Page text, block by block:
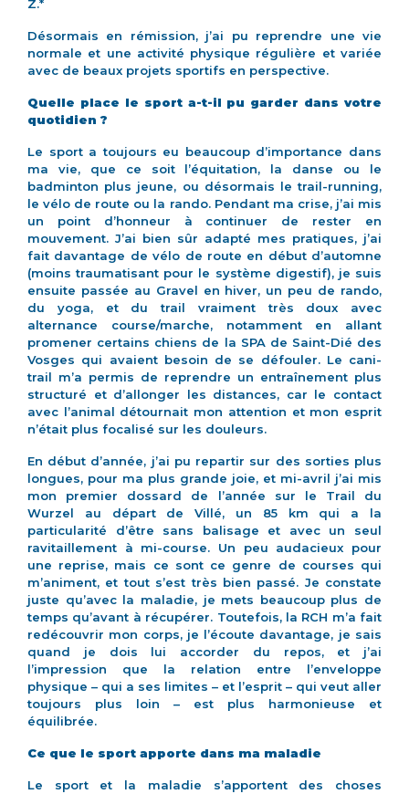
Z.*
Désormais en rémission, j’ai pu reprendre une vie
normale et une activité physique régulière et variée
avec de beaux projets sportifs en perspective.
Quelle place le sport a-t-il pu garder dans votre
quotidien ?
Le sport a toujours eu beaucoup d’importance dans
ma vie, que ce soit l’équitation, la danse ou le
badminton plus jeune, ou désormais le trail-running,
le vélo de route ou la rando. Pendant ma crise, j’ai mis
un point d’honneur à continuer de rester en
mouvement. J’ai bien sûr adapté mes pratiques, j’ai
fait davantage de vélo de route en début d’automne
(moins traumatisant pour le système digestif), je suis
ensuite passée au Gravel en hiver, un peu de rando,
du yoga, et du trail vraiment très doux avec
alternance course/marche, notamment en allant
promener certains chiens de la SPA de Saint-Dié des
Vosges qui avaient besoin de se défouler. Le cani-
trail m’a permis de reprendre un entraînement plus
structuré et d’allonger les distances, car le contact
avec l’animal détournait mon attention et mon esprit
n’était plus focalisé sur les douleurs.
En début d’année, j’ai pu repartir sur des sorties plus
longues, pour ma plus grande joie, et mi-avril j’ai mis
mon premier dossard de l’année sur le Trail du
Wurzel au départ de Villé, un 85 km qui a la
particularité d’être sans balisage et avec un seul
ravitaillement à mi-course. Un peu audacieux pour
une reprise, mais ce sont ce genre de courses qui
m’animent, et tout s’est très bien passé. Je constate
juste qu’avec la maladie, je mets beaucoup plus de
temps qu’avant à récupérer. Toutefois, la RCH m’a fait
redécouvrir mon corps, je l’écoute davantage, je sais
quand je dois lui accorder du repos, et j’ai
l’impression que la relation entre l’enveloppe
physique – qui a ses limites – et l’esprit – qui veut aller
toujours plus loin – est plus harmonieuse et
équilibrée.
Ce que le sport apporte dans ma maladie
Le sport et la maladie s’apportent des choses